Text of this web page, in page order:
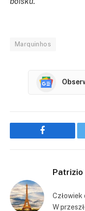
Marquinhos
Facebook
Patrizio
Człowiek
W